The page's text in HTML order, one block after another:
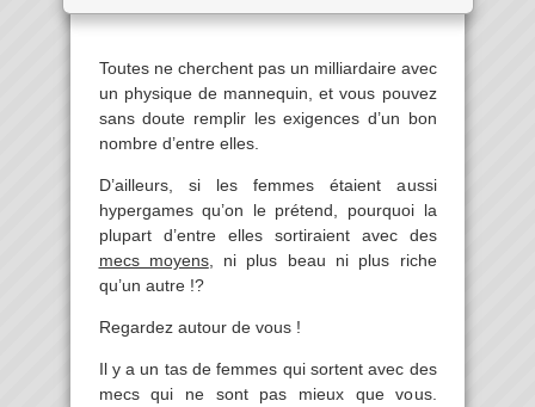
Toutes ne cherchent pas un milliardaire avec
un physique de mannequin, et vous pouvez
sans doute remplir les exigences d’un bon
nombre d’entre elles.
D’ailleurs, si les femmes étaient aussi
hypergames qu’on le prétend, pourquoi la
plupart d’entre elles sortiraient avec des
mecs moyens, ni plus beau ni plus riche
qu’un autre !?
Regardez autour de vous !
Il y a un tas de femmes qui sortent avec des
mecs qui ne sont pas mieux que vous.